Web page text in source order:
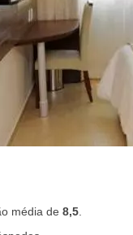
média de 8,5